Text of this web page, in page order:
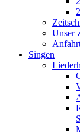
Unser
Singen